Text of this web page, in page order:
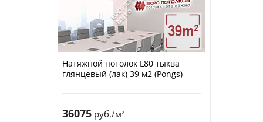
Натяжной потолок L80 тыква
глянцевый (лак) 39 м2 (Pongs)
36075руб./м²